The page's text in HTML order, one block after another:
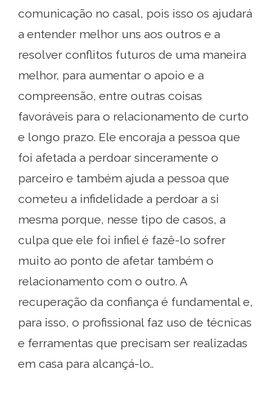
comunicação no casal, pois isso os ajudará
a entender melhor uns aos outros e a
resolver conflitos futuros de uma maneira
melhor, para aumentar o apoio e a
compreensão, entre outras coisas
favoráveis ​​para o relacionamento de curto
e longo prazo. Ele encoraja a pessoa que
foi afetada a perdoar sinceramente o
parceiro e também ajuda a pessoa que
cometeu a infidelidade a perdoar a si
mesma porque, nesse tipo de casos, a
culpa que ele foi infiel é fazê-lo sofrer
muito ao ponto de afetar também o
relacionamento com o outro. A
recuperação da confiança é fundamental e,
para isso, o profissional faz uso de técnicas
e ferramentas que precisam ser realizadas
em casa para alcançá-lo..